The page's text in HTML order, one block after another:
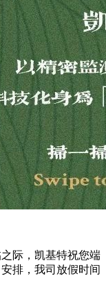
际，凯基特祝您端
排 ， 我司放假时间